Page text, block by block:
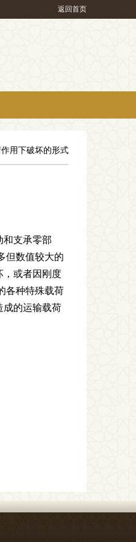
返回首页
用下破坏的形式
和支承零部
但数值较大的
，或者因刚度
各种特殊载荷
成的运输载荷